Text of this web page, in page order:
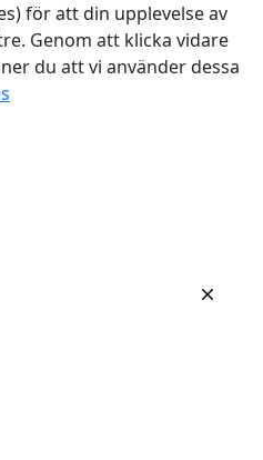
för att din upplevelse av
Genom att klicka vidare
du att vi använder dessa